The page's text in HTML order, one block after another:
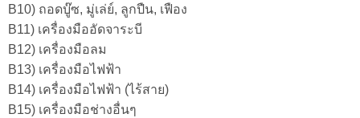
B10) ถอดบู๊ซ, มู่เล่ย์, ลูกปืน, เฟือง
B11) เครื่องมืออัดจาระบี
B12) เครื่องมือลม
B13) เครื่องมือไฟฟ้า
B14) เครื่องมือไฟฟ้า (ไร้สาย)
B15) เครื่องมือช่างอื่นๆ